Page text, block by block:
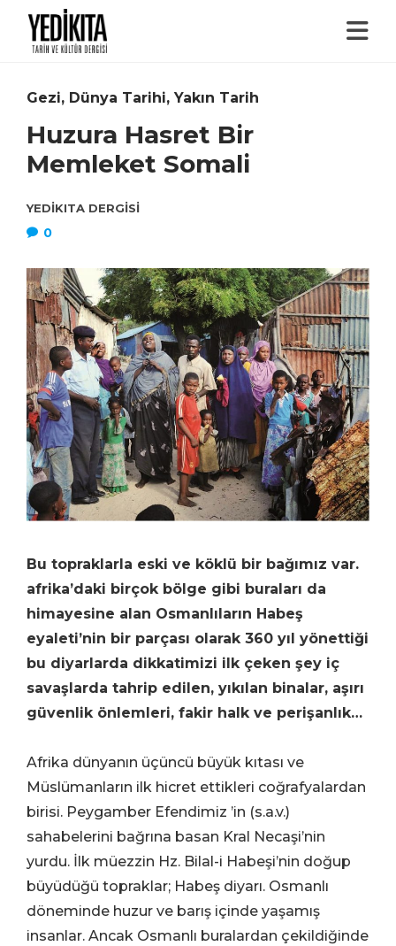
Gezi, Dünya Tarihi, Yakın Tarih
Huzura Hasret Bir
Memleket Somali
YEDIKITA DERGISI
0
Bu topraklarla eski ve köklü bir bağımız var.
afrika’daki birçok bölge gibi buraları da
himayesine alan Osmanlıların Habeş
eyaleti’nin bir parçası olarak 360 yıl yönettiği
bu diyarlarda dikkatimizi ilk çeken şey iç
savaşlarda tahrip edilen, yıkılan binalar, aşırı
güvenlik önlemleri, fakir halk ve perişanlık…
Afrika dünyanın üçüncü büyük kıtası ve
Müslümanların ilk hicret ettikleri coğrafyalardan
birisi. Peygamber Efendimiz ’in (s.a.v.)
sahabelerini bağrına basan Kral Necaşi’nin
yurdu. İlk müezzin Hz. Bilal-i Habeşi’nin doğup
büyüdüğü topraklar; Habeş diyarı. Osmanlı
döneminde huzur ve barış içinde yaşamış
insanlar. Ancak Osmanlı buralardan çekildiğinde